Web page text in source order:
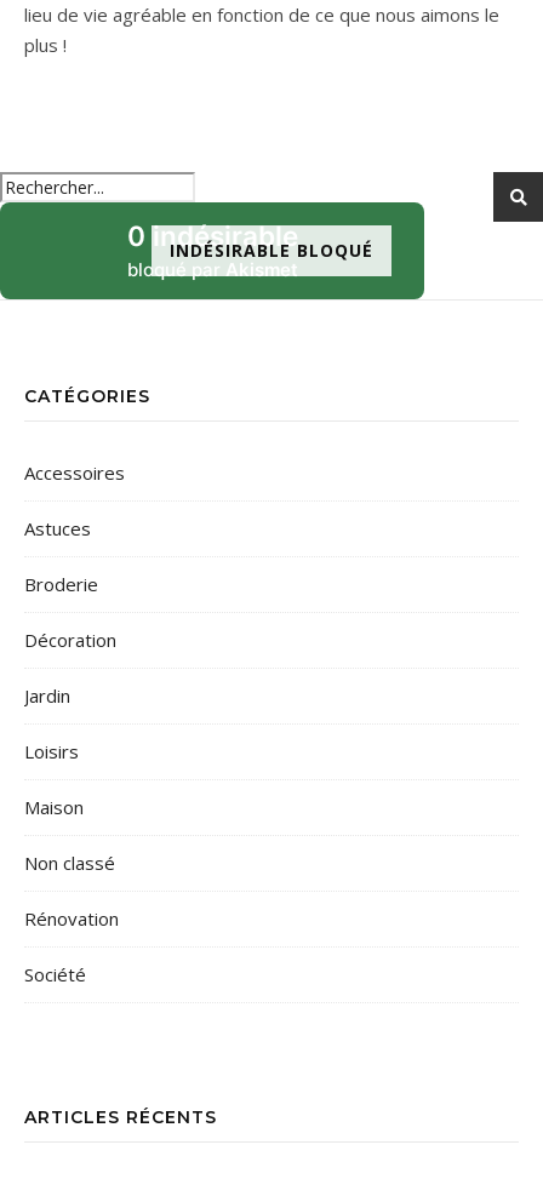
lieu de vie agréable en fonction de ce que nous aimons le
plus !
INDÉSIRABLE BLOQUÉ
0 indésirable
bloqué par Akismet
CATÉGORIES
Accessoires
Astuces
Broderie
Décoration
Jardin
Loisirs
Maison
Non classé
Rénovation
Société
ARTICLES RÉCENTS